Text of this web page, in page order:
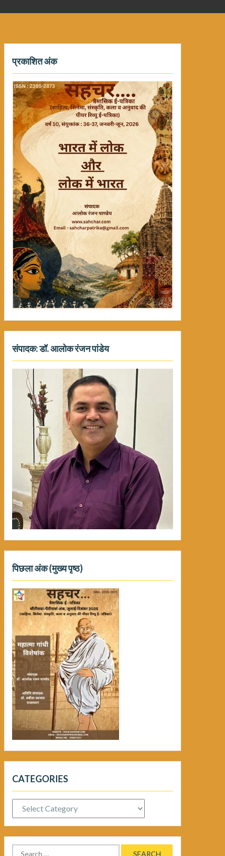
प्रकाशित अंक
संपादक: डॉ. आलोक रंजन पांडेय
पिछला अंक (मुख्य पृष्ठ)
CATEGORIES
Categories
Search